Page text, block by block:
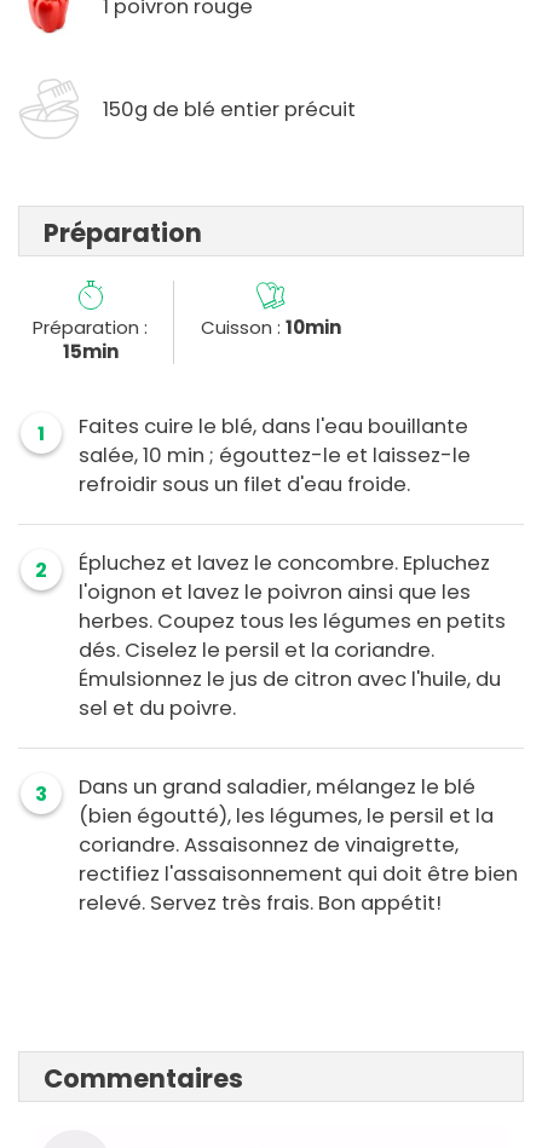
1 poivron rouge
150g de blé entier précuit
Préparation
Préparation :
15min
Cuisson : 10min
1
Faites cuire le blé, dans l'eau bouillante
salée, 10 min ; égouttez-le et laissez-le
refroidir sous un filet d'eau froide.
2
Épluchez et lavez le concombre. Epluchez
l'oignon et lavez le poivron ainsi que les
herbes. Coupez tous les légumes en petits
dés. Ciselez le persil et la coriandre.
Émulsionnez le jus de citron avec l'huile, du
sel et du poivre.
3
Dans un grand saladier, mélangez le blé
(bien égoutté), les légumes, le persil et la
coriandre. Assaisonnez de vinaigrette,
rectifiez l'assaisonnement qui doit être bien
relevé. Servez très frais. Bon appétit!
Commentaires